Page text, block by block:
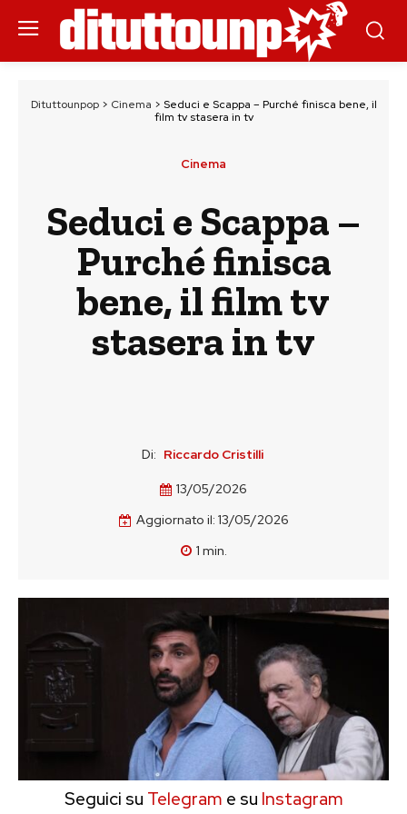
Dituttounpop> Cinema > Seduci e Scappa – Purché finisca bene, il
film tv stasera in tv
Cinema
Seduci e Scappa –
Purché finisca
bene, il film tv
stasera in tv
Di: Riccardo Cristilli
13/05/2026
Aggiornato il: 13/05/2026
1 min.
Seguici su Telegram e su Instagram